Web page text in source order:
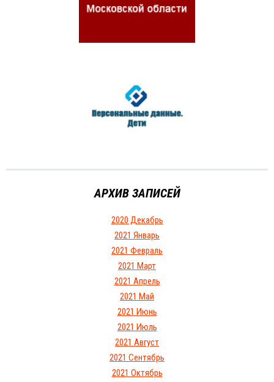
АРХИВ ЗАПИСЕЙ
2020 Декабрь
2021 Январь
2021 Февраль
2021 Март
2021 Апрель
2021 Май
2021 Июнь
2021 Июль
2021 Август
2021 Сентябрь
2021 Октябрь